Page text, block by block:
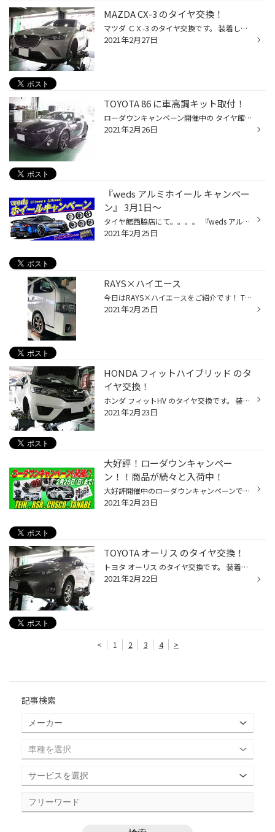
MAZDA CX-3 のタイヤ交換！
マツダ ＣＸ-3 のタイヤ交換です。 装着したタイヤは プレミアムSUVのためのハイパフォーマンスタイヤ 『 ALENZA LX100 』です！！ タイヤ交換後にアライメント調整も実施しました。 タイヤ館 西脇店 では SUV車用のタイヤも豊富に 取り揃えていますので、 ぜひお気軽にご来店ください！！
2021年2月27日
TOYOTA 86 に車高調キット取付！
ローダウンキャンペーン開催中の タイヤ館 西脇です! 今回はTOYOTA 86に車高調キットの取付です！ 装着する車高調キットは 高品質ストリートフルスペック車高調なのにロープライス 『 TEIN フレックス Z 』です！！ 今回も保護テープを貼り付けて作業開始です！ そして車高調キット取り付け後にアラ...
2021年2月26日
『weds アルミホイール キャンペー
ン』 3月1日～
タイヤ館西脇店にて。。。。 『weds アルミホイール キャンペーン』3月1日(月曜)から5月31日(月曜)まで 開催決定！ 春は別れと出合い・・・そんな季節なんでしょうか・・・ そんなあなたに・・気持ち新たに『weds アルミホイール キャンペーン』 対象ホイール購入でジュラルミンロックナットセット...
2021年2月25日
RAYS×ハイエース
今日はRAYS×ハイエースをご紹介です！ TE37SB REDOT 2020モデルです。 レイズ固有のREDOTというペイント技術で施し、またそれらをAMT技術で際立せています。 カッコイイですねー！ ハイエース・キャラバンはお任せください！ 以前ホイールだけUPしたTE37KCRも装着です。 履き替え前にホイールセット...
2021年2月25日
HONDA フィットハイブリッド のタ
イヤ交換！
ホンダ フィットHV のタイヤ交換です。 装着したタイヤは 7つの性能を追求したブリヂストンのスタンダードタイヤ 『 エコピア NH100 』です！！ タイヤ館 西脇店 では ハイブリッド車のタイヤも豊富に 取り揃えていますので、 ぜひお気軽にご来店ください！！
2021年2月23日
大好評！ローダウンキャンペー
ン！！商品が続々と入荷中！
大好評開催中のローダウンキャンペーンですが まもなく期間終了となります！！ タイヤ館 西脇店 には ご購入して頂いた商品が続々と入荷中です！！ まだまだキャンペーン期間は続いていますので ぜひこの機会にご来店ください！！
2021年2月23日
TOYOTA オーリス のタイヤ交換！
トヨタ オーリス のタイヤ交換です。 装着したタイヤは 全ての性能を磨き、究極のバランスを追及した 『 レグノ GR-XⅡ』です！！ タイヤ館 西脇店 では 各サイズのタイヤも豊富に 取り揃えていますので、 ぜひお気軽にご来店ください！！
2021年2月22日
< 1 2 3 4 >
記事検索